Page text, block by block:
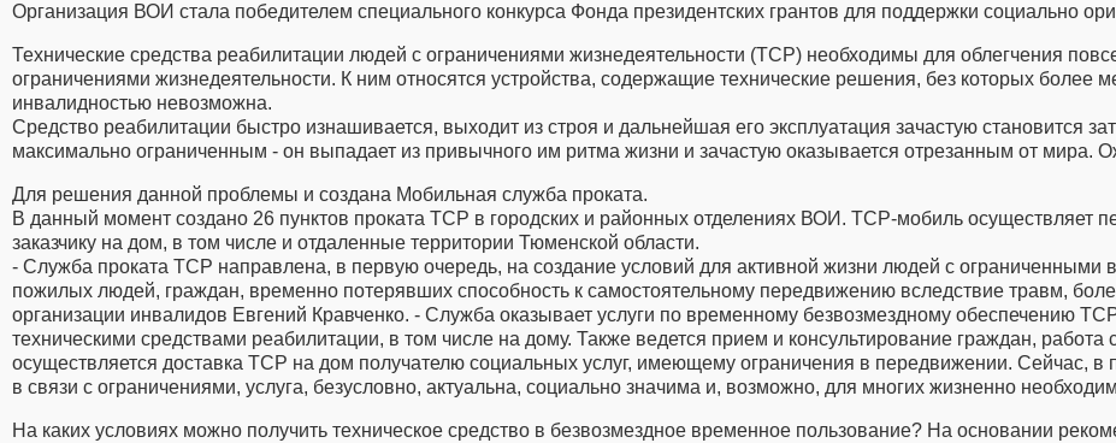
Организация ВОИ стала победителем специального конкурса Фонда президентских грантов для поддержки социально
Технические средства реабилитации людей с ограничениями жизнедеятельности (ТСР) необходимы для облегчения
ограничениями жизнедеятельности. К ним относятся устройства, содержащие технические решения, без которых более
инвалидностью невозможна.
Средство реабилитации быстро изнашивается, выходит из строя и дальнейшая его эксплуатация зачастую становится
максимально ограниченным - он выпадает из привычного им ритма жизни и зачастую оказывается отрезанным от мира.
Для решения данной проблемы и создана Мобильная служба проката.
В данный момент создано 26 пунктов проката ТСР в городских и районных отделениях ВОИ. ТСР-мобиль осуществляет
заказчику на дом, в том числе и отдаленные территории Тюменской области.
- Служба проката ТСР направлена, в первую очередь, на создание условий для активной жизни людей с ограниченными
пожилых людей, граждан, временно потерявших способность к самостоятельному передвижению вследствие травм,
организации инвалидов Евгений Кравченко. - Служба оказывает услуги по временному безвозмездному обеспечению
техническими средствами реабилитации, в том числе на дому. Также ведется прием и консультирование граждан,
осуществляется доставка ТСР на дом получателю социальных услуг, имеющему ограничения в передвижении. Сейчас, в
в связи с ограничениями, услуга, безусловно, актуальна, социально значима и, возможно, для многих жизненно
На каких условиях можно получить техническое средство в безвозмездное временное пользование? На основании